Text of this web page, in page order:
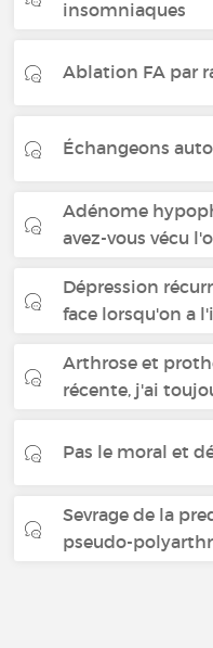
insomniaques
Ablation FA par
Échangeons
Adénome
avez-vous vécu
Dépression
face lorsqu'on a
Arthrose et
récente, j'ai
Pas le moral et
Sevrage de la
pseudo-